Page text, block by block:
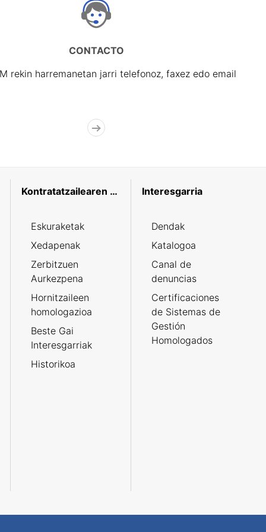
CONTACTO
rekin harremanetan jarri telefonoz, faxez edo email
Kontratatzailearen profila
Eskuraketak
Xedapenak
Zerbitzuen
Aurkezpena
Hornitzaileen
homologazioa
Beste Gai
Interesgarriak
Historikoa
Interesgarria
Dendak
Katalogoa
Canal de
denuncias
Certificaciones
de Sistemas de
Gestión
Homologados